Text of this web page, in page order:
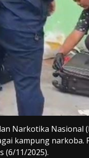
Narkotika Nasional
kampung
(6/11/2025).